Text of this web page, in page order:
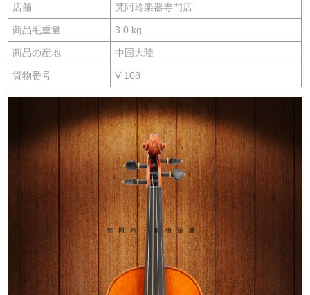
店舗 梵阿玲楽器専門店
商品毛重量 3.0 kg
商品の産地 中国大陸
貨物番号 V 108